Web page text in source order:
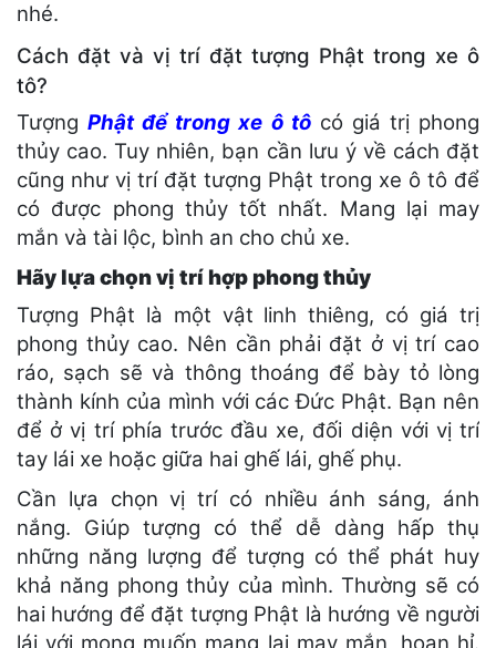
nhé.
Cách đặt và vị trí đặt tượng Phật trong xe ô
tô?
TượngPhật để trong xe ô tôcó giá trị phong
thủy cao. Tuy nhiên, bạn cần lưu ý về cách đặt
cũng như vị trí đặt tượng Phật trong xe ô tô để
có được phong thủy tốt nhất. Mang lại may
mắn và tài lộc, bình an cho chủ xe.
Hãy lựa chọn vị trí hợp phong thủy
Tượng Phật là một vật linh thiêng, có giá trị
phong thủy cao. Nên cần phải đặt ở vị trí cao
ráo, sạch sẽ và thông thoáng để bày tỏ lòng
thành kính của mình với các Đức Phật. Bạn nên
để ở vị trí phía trước đầu xe, đối diện với vị trí
tay lái xe hoặc giữa hai ghế lái, ghế phụ.
Cần lựa chọn vị trí có nhiều ánh sáng, ánh
nắng. Giúp tượng có thể dễ dàng hấp thụ
những năng lượng để tượng có thể phát huy
khả năng phong thủy của mình. Thường sẽ có
hai hướng để đặt tượng Phật là hướng về người